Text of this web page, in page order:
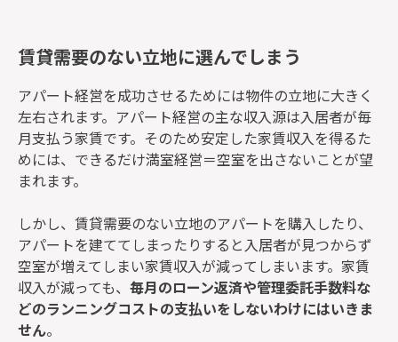
賃貸需要のない立地に選んでしまう
アパート経営を成功させるためには物件の立地に大きく
左右されます。アパート経営の主な収入源は入居者が毎
月支払う家賃です。そのため安定した家賃収入を得るた
めには、できるだけ満室経営＝空室を出さないことが望
まれます。
しかし、賃貸需要のない立地のアパートを購入したり、
アパートを建ててしまったりすると入居者が見つからず
空室が増えてしまい家賃収入が減ってしまいます。家賃
収入が減っても、 毎月のローン返済や管理委託手数料な
どのランニングコストの支払いをしないわけにはいきま
せん。